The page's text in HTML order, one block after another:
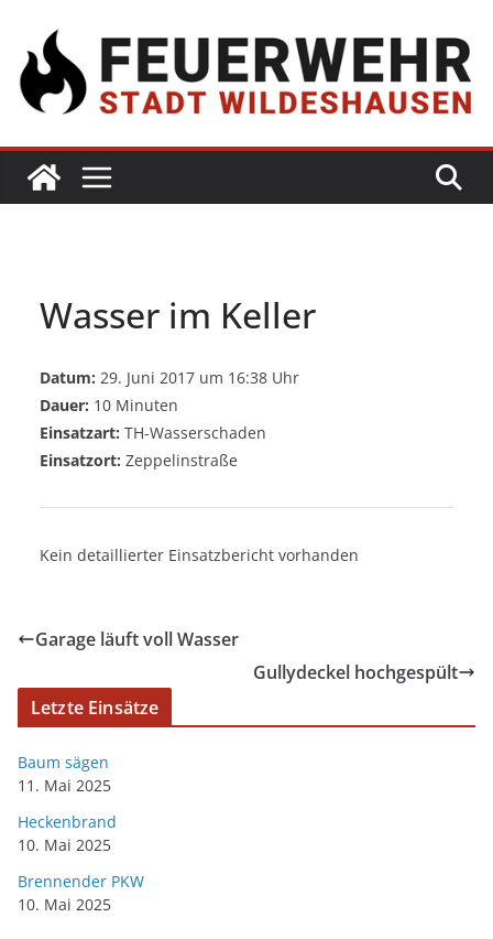
Wasser im Keller
Datum: 29. Juni 2017 um 16:38 Uhr
Dauer: 10 Minuten
Einsatzart: TH-Wasserschaden
Einsatzort: Zeppelinstraße
Kein detaillierter Einsatzbericht vorhanden
Garage läuft voll Wasser
Gullydeckel hochgespült
Letzte Einsätze
Baum sägen
11. Mai 2025
Heckenbrand
10. Mai 2025
Brennender PKW
10. Mai 2025